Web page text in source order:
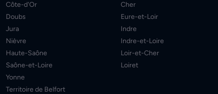
Côte-d'Or
Doubs
Jura
Nièvre
Haute-Saône
Saône-et-Loire
Yonne
Territoire de Belfort
Cher
Eure-et-Loir
Indre
Indre-et-Loire
Loir-et-Cher
Loiret